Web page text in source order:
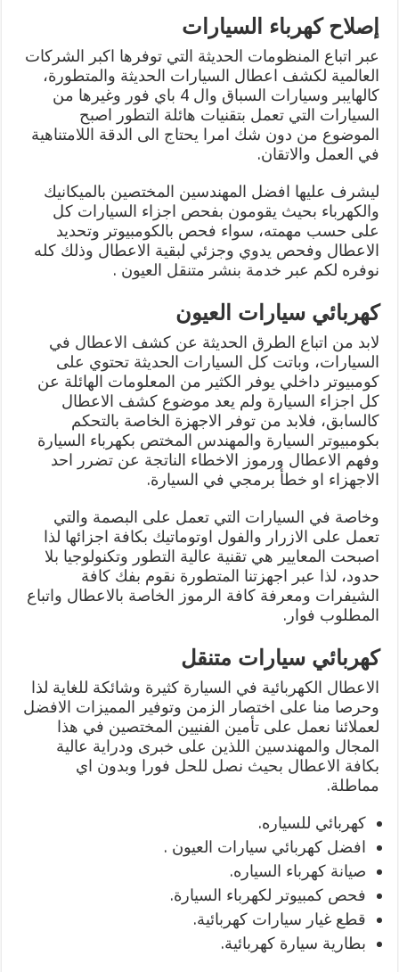
إصلاح كهرباء السيارات
عبر اتباع المنظومات الحديثة التي توفرها اكبر الشركات
العالمية لكشف اعطال السيارات الحديثة والمتطورة،
كالهايبر وسيارات السباق وال 4 باي فور وغيرها من
السيارات التي تعمل بتقنيات هائلة التطور اصبح
الموضوع من دون شك امرا يحتاج الى الدقة اللامتناهية
في العمل والاتقان.
ليشرف عليها افضل المهندسين المختصين بالميكانيك
والكهرباء بحيث يقومون بفحص اجزاء السيارات كل
على حسب مهمته، سواء فحص بالكومبيوتر وتحديد
الاعطال وفحص يدوي وجزئي لبقية الاعطال وذلك كله
نوفره لكم عبر خدمة بنشر متنقل العيون .
كهربائي سيارات العيون
لابد من اتباع الطرق الحديثة عن كشف الاعطال في
السيارات، وباتت كل السيارات الحديثة تحتوي على
كومبيوتر داخلي يوفر الكثير من المعلومات الهائلة عن
كل اجزاء السيارة ولم يعد موضوع كشف الاعطال
كالسابق، فلابد من توفر الاجهزة الخاصة بالتحكم
بكومبيوتر السيارة والمهندس المختص بكهرباء السيارة
وفهم الاعطال ورموز الاخطاء الناتجة عن تضرر احد
الاجهزاء او خطأ برمجي في السيارة.
وخاصة في السيارات التي تعمل على البصمة والتي
تعمل على الازرار والفول اوتوماتيك بكافة اجزائها لذا
اصبحت المعايير هي تقنية عالية التطور وتكنولوجيا بلا
حدود، لذا عبر اجهزتنا المتطورة نقوم بفك كافة
الشيفرات ومعرفة كافة الرموز الخاصة بالاعطال واتباع
المطلوب فوار.
كهربائي سيارات متنقل
الاعطال الكهربائية في السيارة كثيرة وشائكة للغاية لذا
وحرصا منا على اختصار الزمن وتوفير المميزات الافضل
لعملائنا نعمل على تأمين الفنيين المختصين في هذا
المجال والمهندسين اللذين على خبرى ودراية عالية
بكافة الاعطال بحيث نصل للحل فورا وبدون اي
مماطلة.
كهربائي للسياره.
افضل كهربائي سيارات العيون .
صيانة كهرباء السياره.
فحص كمبيوتر لكهرباء السيارة.
قطع غيار سيارات كهربائية.
بطارية سيارة كهربائية.